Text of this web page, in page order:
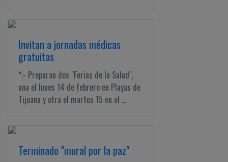
Invitan a jornadas médicas
gratuitas
*.- Preparan dos "Ferias de la Salud",
una el lunes 14 de febrero en Playas de
Tijuana y otra el martes 15 en el ...
Terminado "mural por la paz"